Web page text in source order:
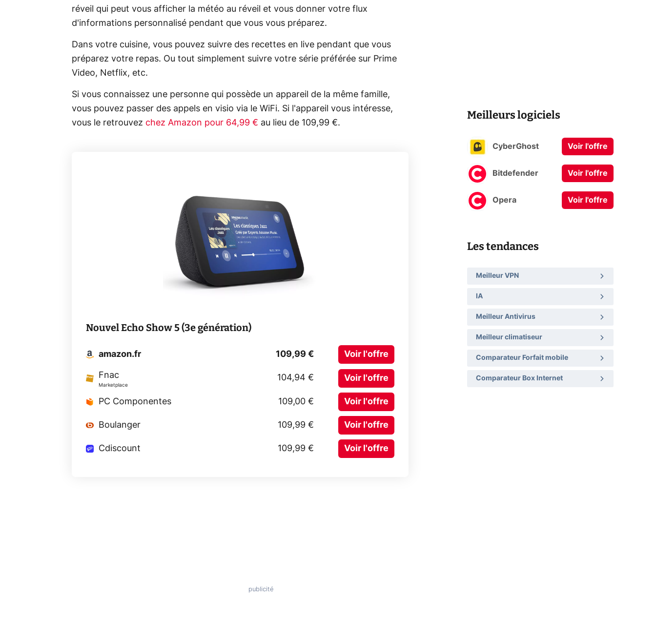
réveil qui peut vous afficher la météo au réveil et vous donner votre flux
d'informations personnalisé pendant que vous vous préparez.
Dans votre cuisine, vous pouvez suivre des recettes en live pendant que vous
préparez votre repas. Ou tout simplement suivre votre série préférée sur Prime
Video, Netflix, etc.
Si vous connaissez une personne qui possède un appareil de la même famille,
vous pouvez passer des appels en visio via le WiFi. Si l'appareil vous intéresse,
vous le retrouvez chez Amazon pour 64,99 € au lieu de 109,99 €.
Nouvel Echo Show 5 (3e génération)
amazon.fr 109,99 € Voir l'offre
Fnac
Marketplace
104,94 € Voir l'offre
PC Componentes 109,00 € Voir l'offre
Boulanger 109,99 € Voir l'offre
Cdiscount 109,99 € Voir l'offre
Meilleurs logiciels
CyberGhost Voir l'offre
Bitdefender Voir l'offre
Opera Voir l'offre
Les tendances
Meilleur VPN
IA
Meilleur Antivirus
Meilleur climatiseur
Comparateur Forfait mobile
Comparateur Box Internet